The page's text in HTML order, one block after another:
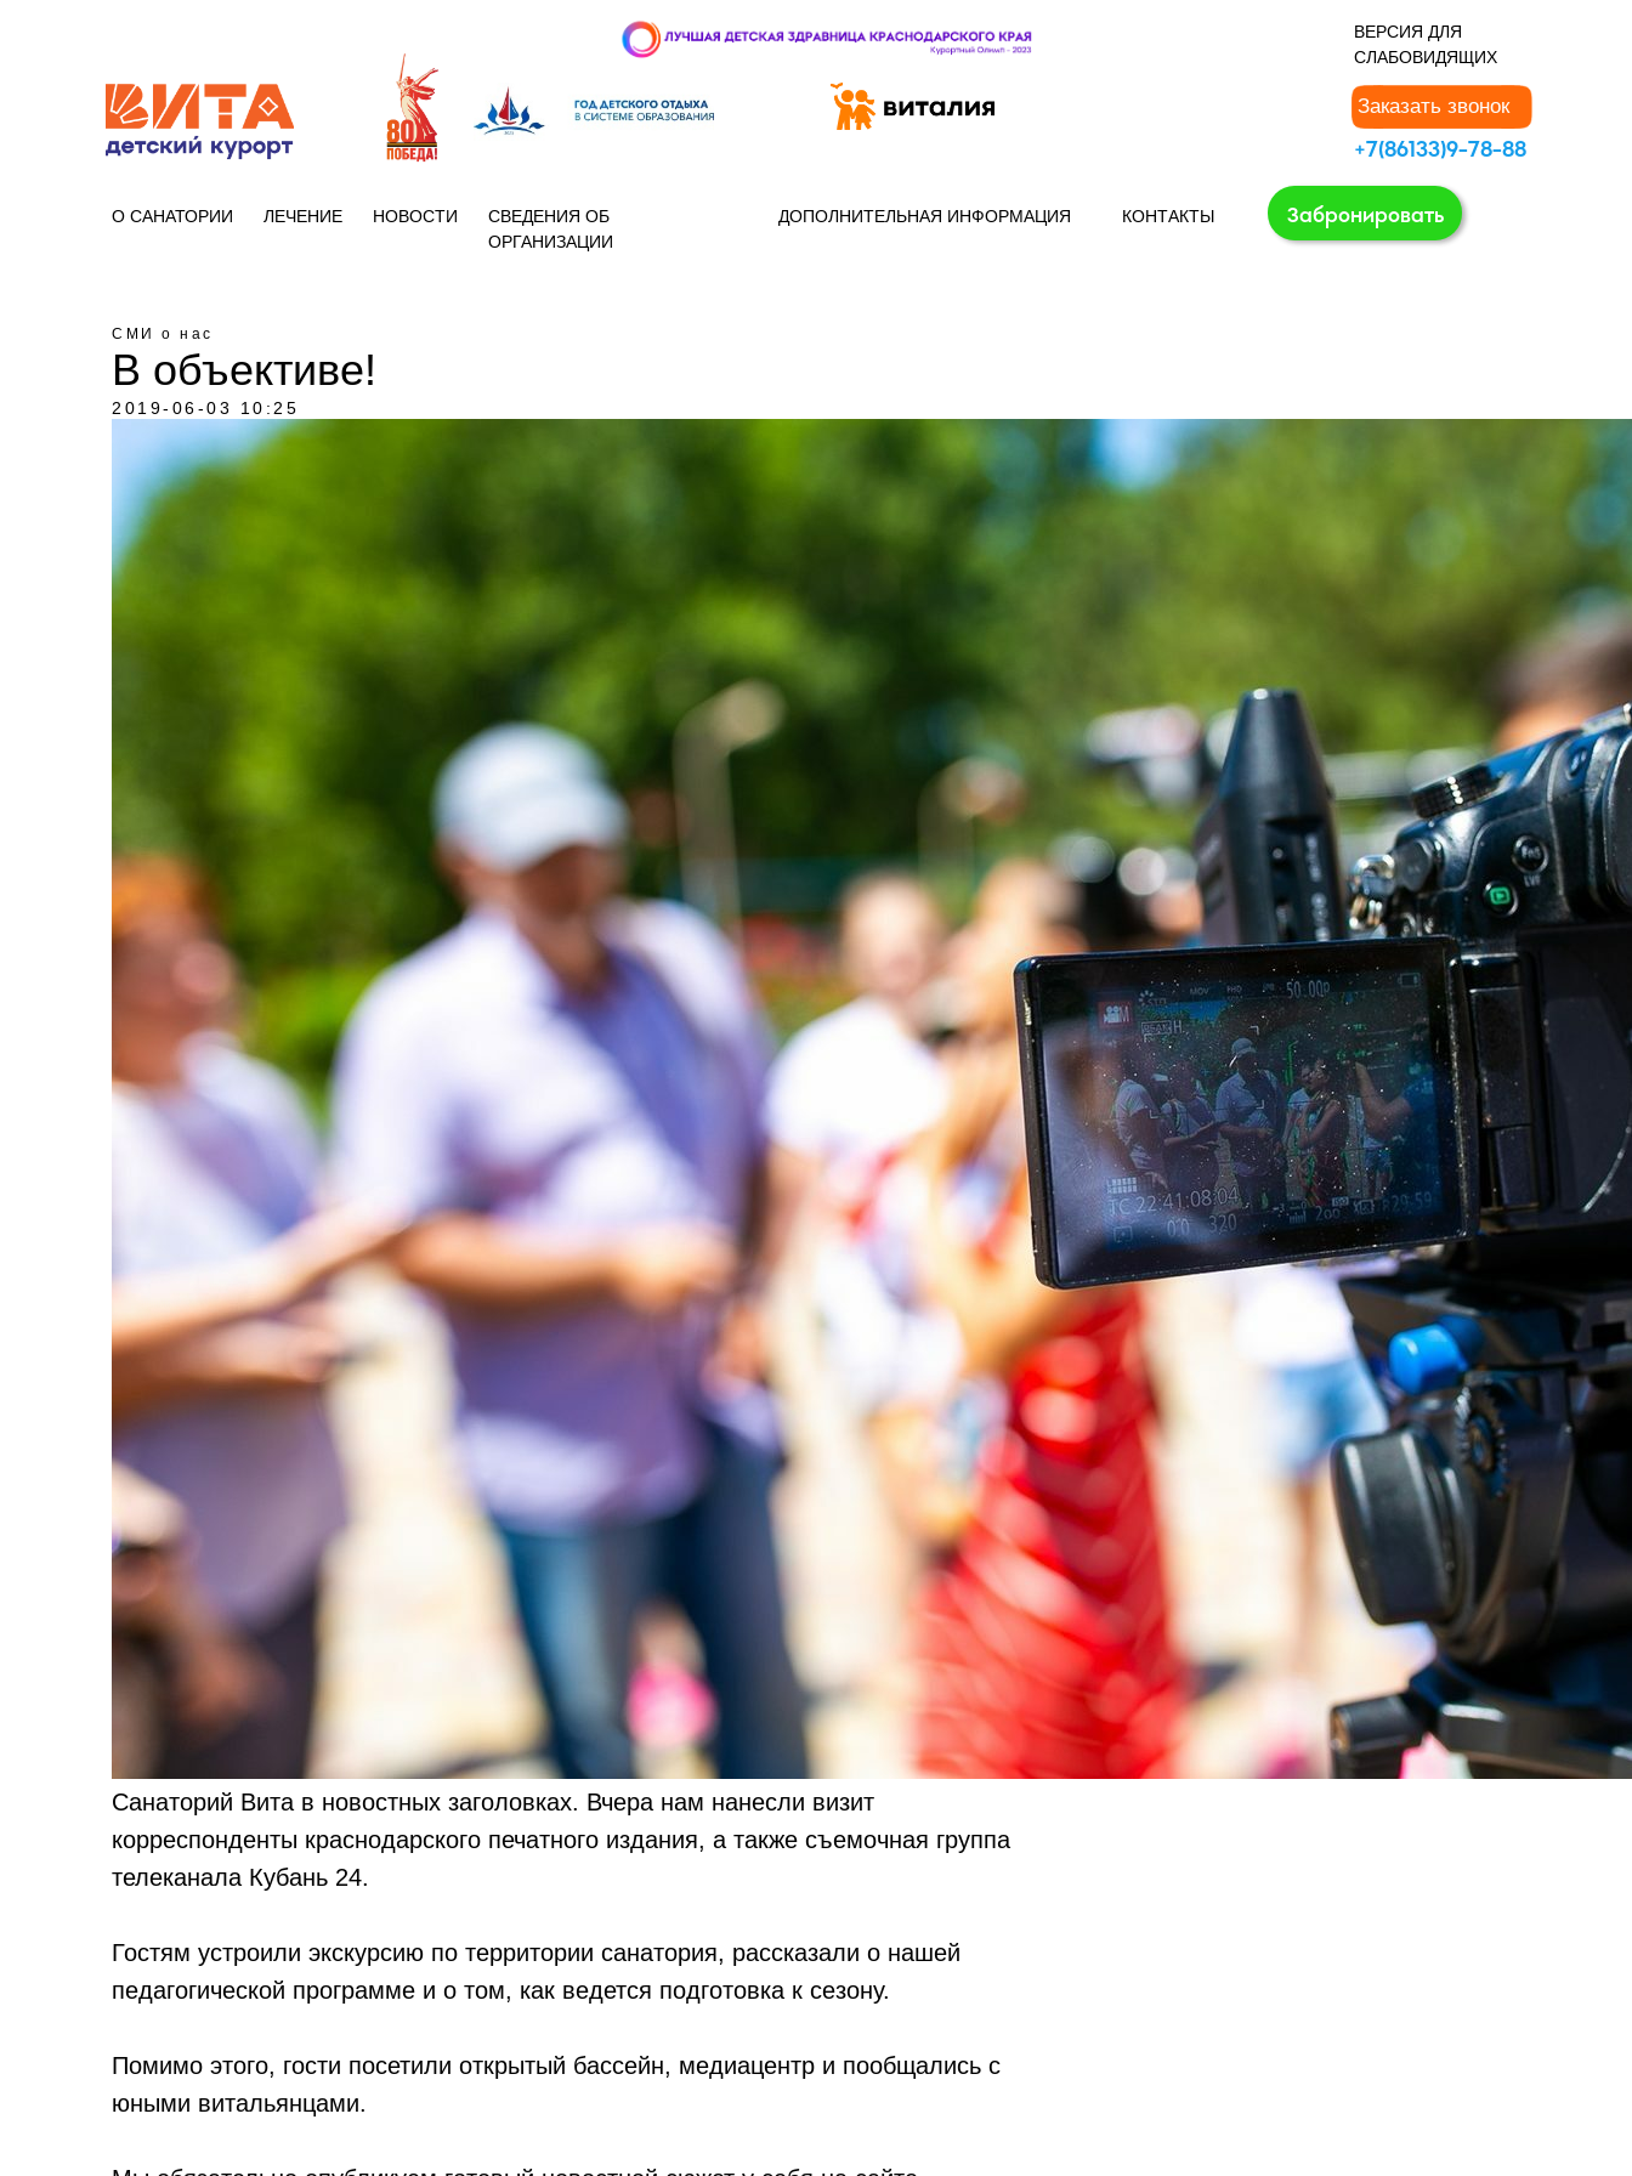
+7 (86133) 97-888 Заказать звонок
+7(86133)9-78-88
ВЕРСИЯ ДЛЯ
СЛАБОВИДЯЩИХ
О САНАТОРИИ Забронировать
КОНТАКТЫ
НОВОСТИ
СВЕДЕНИЯ ОБ
ОРГАНИЗАЦИИ
ДОПОЛНИТЕЛЬНАЯ ИНФОРМАЦИЯ
ЛЕЧЕНИЕ
СМИ о нас
В объективе!
2019-06-03 10:25
Санаторий Вита в новостных заголовках. Вчера нам нанесли визит
корреспонденты краснодарского печатного издания, а также съемочная группа
телеканала Кубань 24.
Гостям устроили экскурсию по территории санатория, рассказали о нашей
педагогической программе и о том, как ведется подготовка к сезону.
Помимо этого, гости посетили открытый бассейн, медиацентр и пообщались с
юными витальянцами.